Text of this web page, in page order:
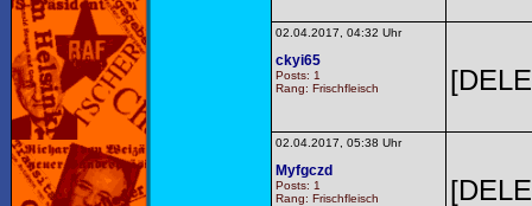
02.04.2017, 04:32 Uhr
ckyi65
Posts: 1
Rang: Frischfleisch
02.04.2017, 05:38 Uhr
Myfgczd
Posts: 1
Rang: Frischfleisch